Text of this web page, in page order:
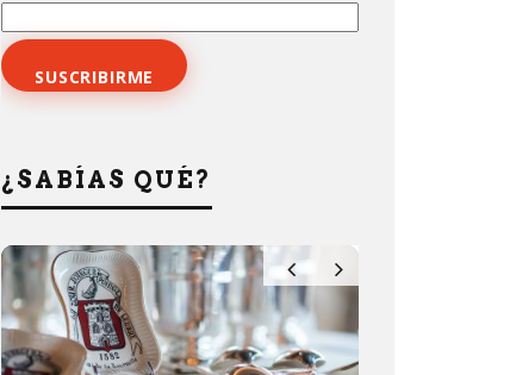
¿SABÍAS QUÉ?